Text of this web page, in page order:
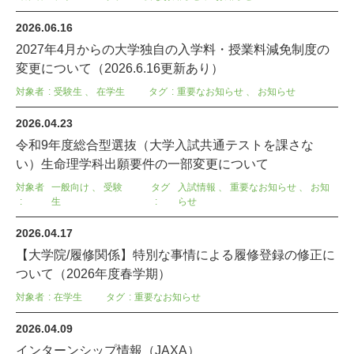
2026.06.16
2027年4月からの大学独自の入学料・授業料減免制度の
変更について（2026.6.16更新あり）
対象者 受験生 、 在学生 タグ 重要なお知らせ 、 お知らせ
2026.04.23
令和9年度総合型選抜（大学入試共通テストを課さな
い）生命理学科出願要件の一部変更について
対象者 一般向け 、受験
生
タグ 入試情報 、 重要なお知らせ、 お知
らせ
2026.04.17
【大学院/履修関係】特別な事情による履修登録の修正に
ついて（2026年度春学期）
対象者 在学生 タグ 重要なお知らせ
2026.04.09
インターンシップ情報（JAXA）